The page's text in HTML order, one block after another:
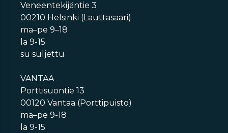
Veneentekijäntie 3
00210 Helsinki (Lauttasaari)
ma–pe 9–18
la 9-15
su suljettu
VANTAA
Porttisuontie 13
00120 Vantaa (Porttipuisto)
ma–pe 9-18
la 9-15